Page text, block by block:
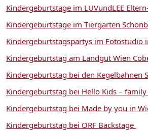
Kindergeburtstage im LUVundLEE
Kindergeburtstage im Tiergarten
Kindergeburtstagspartys im Fotostudio
Kindergeburtstag am Landgut Wien
Kindergeburtstag bei den Kegelbahnen
Kindergeburtstag bei Hello Kids –
Kindergeburtstag bei Made by you in
Kindergeburtstag bei ORF Backstage